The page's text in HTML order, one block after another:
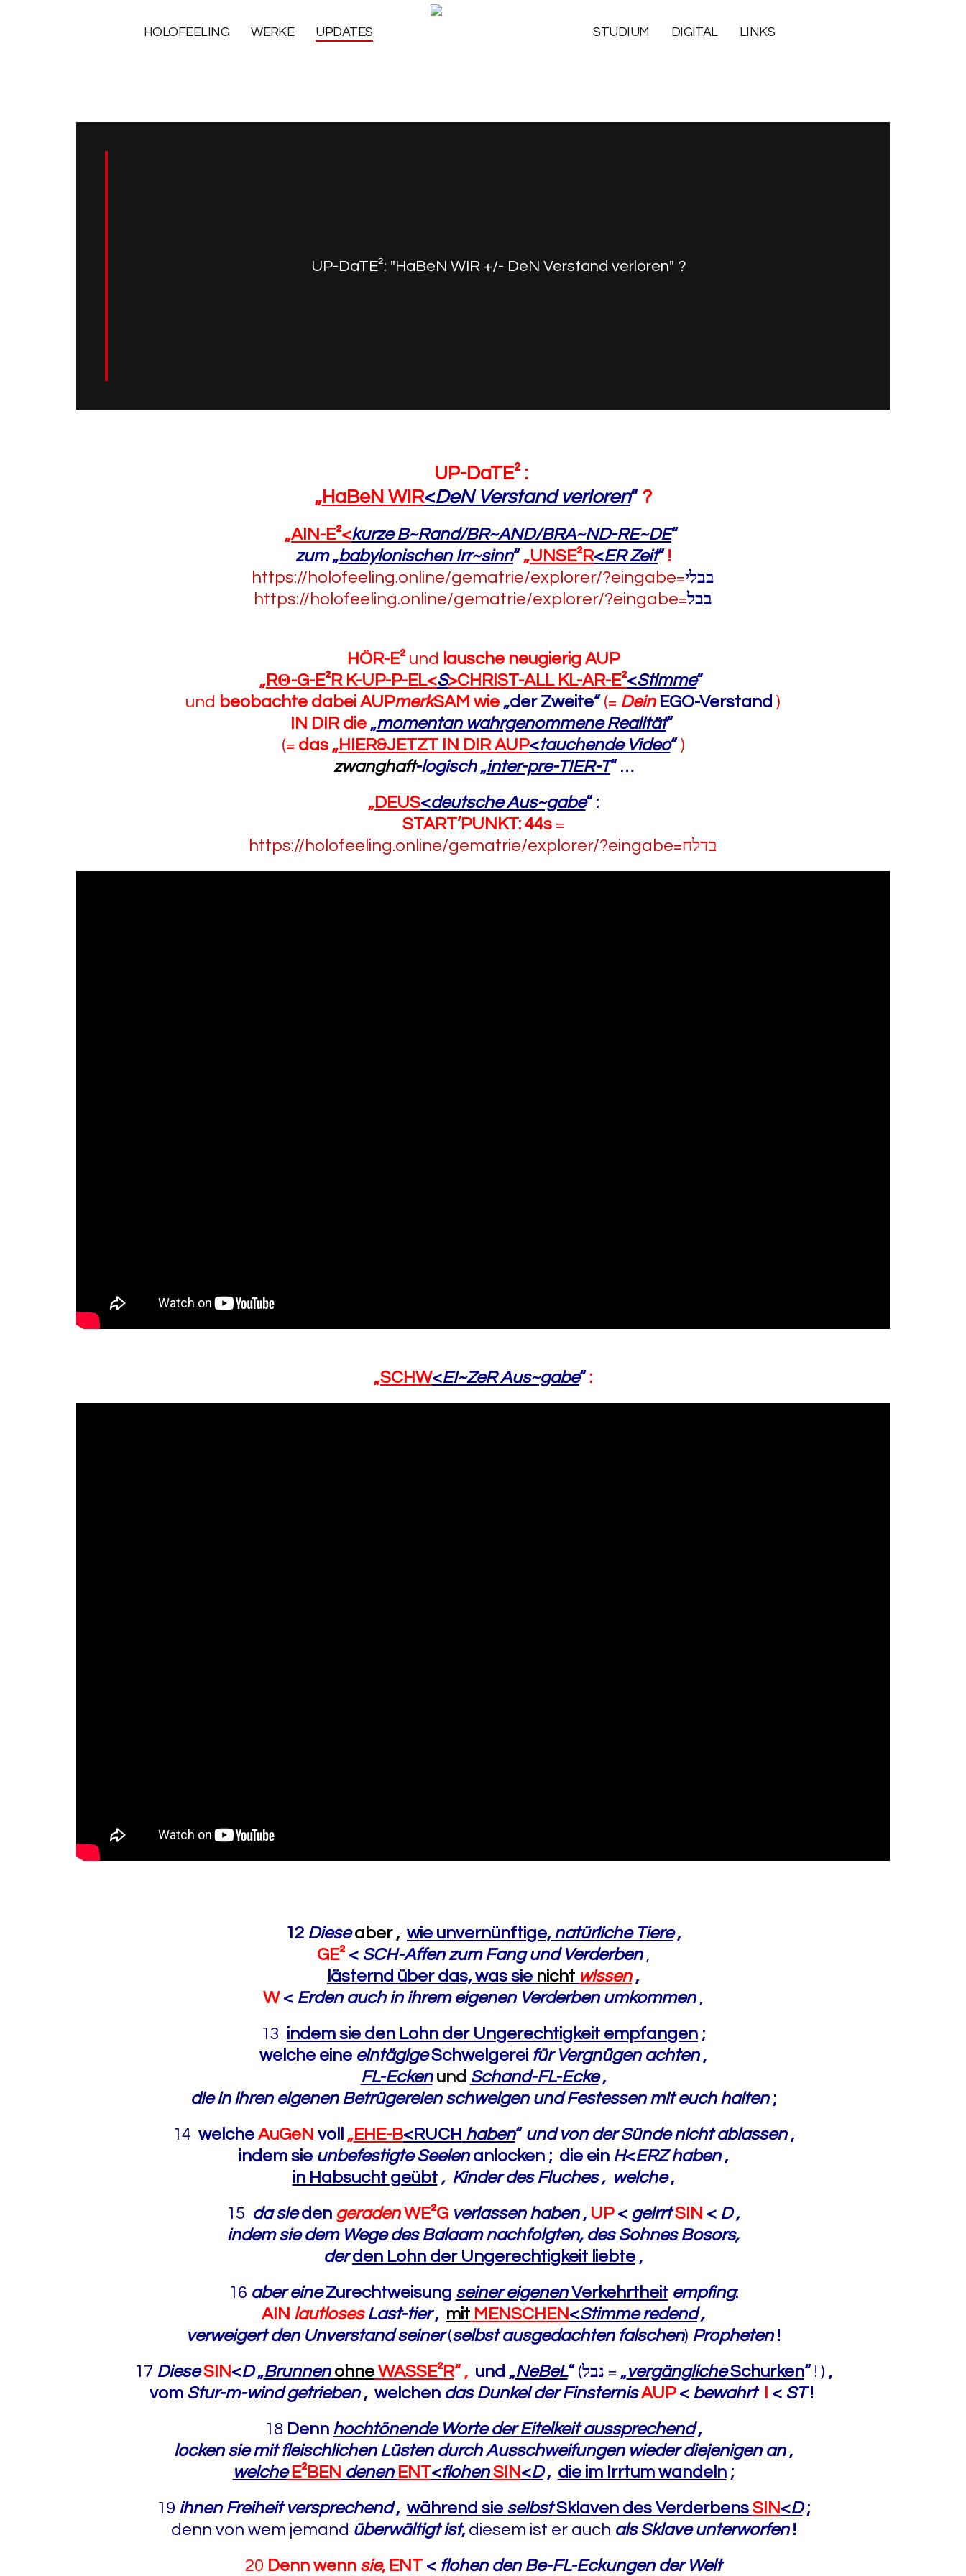
HOLOFEELING WERKE UPDATES STUDIUM DIGITAL LINKS
UP-DaTE²: "HaBeN WIR +/- DeN Verstand verloren" ?
UP-DaTE² :
„HaBeN WIR<DeN Verstand verloren“ ?
„AIN-E²<kurze B~Rand/BR~AND/BRA~ND-RE~DE“
zum „babylonischen Irr~sinn“ „UNSE²R<ER Zeit“ !
https://holofeeling.online/gematrie/explorer/?eingabe=בבלי
https://holofeeling.online/gematrie/explorer/?eingabe=בבל
HÖR-E² und lausche neugierig AUP
„RΘ-G-E²R K-UP-P-EL<S>CHRIST-ALL KL-AR-E²<Stimme“
und beobachte dabei AUPmerkSAM wie „der Zweite“ (= Dein EGO-Verstand )
IN DIR die „momentan wahrgenommene Realität“
(= das „HIER&JETZT IN DIR AUP<tauchende Video“ )
zwanghaft-logisch „inter-pre-TIER-T“ …
„DEUS<deutsche Aus~gabe“ :
START’PUNKT: 44s =
https://holofeeling.online/gematrie/explorer/?eingabe=בדלח
„SCHW<EI~ZeR Aus~gabe“ :
12 Diese aber , wie unvernünftige, natürliche Tiere ,
GE²< SCH-Affen zum Fang und Verderben ,
lästernd über das, was sie nicht wissen ,
W < Erden auch in ihrem eigenen Verderben umkommen ,
13 indem sie den Lohn der Ungerechtigkeit empfangen ;
welche eine eintägigeSchwelgerei für Vergnügen achten ,
FL-Ecken und Schand-FL-Ecke ,
die in ihren eigenen Betrügereien schwelgen und Festessen mit euch halten ;
14 welche AuGeN voll „EHE-B<RUCH haben“ und von der Sünde nicht ablassen ,
indem sie unbefestigte Seelenanlocken ; die ein H<ERZ haben ,
in Habsucht geübt , Kinder des Fluches , welche,
15 da sieden geradenWE²G verlassen haben , UP < geirrt SIN < D ,
indem sie dem Wege des Balaam nachfolgten, des Sohnes Bosors,
der den Lohn der Ungerechtigkeit liebte ,
16 aber eineZurechtweisung seiner eigenenVerkehrtheit empfing:
AIN lautloses Last-tier, mit MENSCHEN <Stimmeredend ,
verweigert den Unverstandseiner(selbst ausgedachten falschen) Propheten !
17 Diese SIN <D„Brunnen ohneWASSE²R“ ,und „NeBeL“ (נבל = „vergänglicheSchurken“ ! ) ,
vom Stur-m-wind getrieben , welchen das Dunkel der Finsternis AUP < bewahrt < ST!
18 Denn hochtönende Worte der Eitelkeit aussprechend ,
locken sie mit fleischlichen Lüsten durch Ausschweifungen wieder diejenigen an ,
welcheE²BEN denen ENT<flohenSIN <D , die im Irrtum wandeln ;
19 ihnen Freiheit versprechend, während sie selbstSklaven des Verderbens SIN <D ;
denn von wem jemand überwältigt ist,diesem ist er auch als Sklave unterworfen !
20 Denn wenn sie, ENT < flohen den Be-FL-Eckungen der Welt